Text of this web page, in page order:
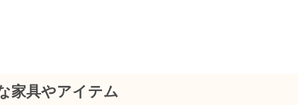
家具やアイテム